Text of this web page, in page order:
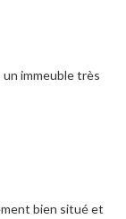
immeuble très
bien situé et